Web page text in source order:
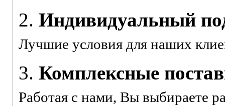
2. Индивидуальный
Лучшие условия для наших
3. Комплексные
Работая с нами, Вы выбираете